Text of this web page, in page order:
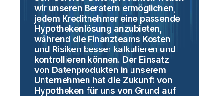
wir unseren Beratern ermöglichen,
jedem Kreditnehmer eine passende
Hypothekenlösung anzubieten,
während die Finanzteams Kosten
und Risiken besser kalkulieren und
kontrollieren können. Der Einsatz
von Datenprodukten in unserem
Unternehmen hat die Zukunft von
Hypotheken für uns von Grund auf